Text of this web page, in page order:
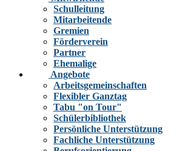
Schulleitung
Mitarbeitende
Gremien
Förderverein
Partner
Ehemalige
Angebote
Arbeitsgemeinschaften
Flexibler Ganztag
Tabu "on Tour"
Schülerbibliothek
Persönliche Unterstützung
Fachliche Unterstützung